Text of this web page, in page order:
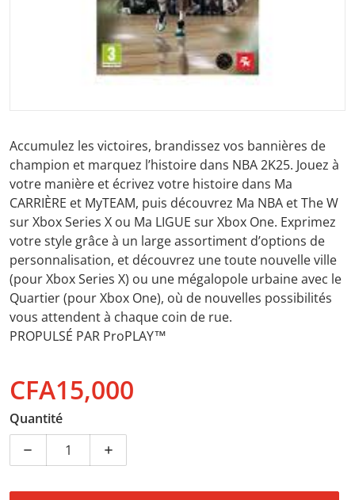
Accumulez les victoires, brandissez vos bannières de
champion et marquez l’histoire dans NBA 2K25. Jouez à
votre manière et écrivez votre histoire dans Ma
CARRIÈRE et MyTEAM, puis découvrez Ma NBA et The W
sur Xbox Series X ou Ma LIGUE sur Xbox One. Exprimez
votre style grâce à un large assortiment d’options de
personnalisation, et découvrez une toute nouvelle ville
(pour Xbox Series X) ou une mégalopole urbaine avec le
Quartier (pour Xbox One), où de nouvelles possibilités
vous attendent à chaque coin de rue.
PROPULSÉ PAR ProPLAY™
CFA15,000
Quantité
Diminuer la quantité pour CD – NBA 2K25 – Jeu
Augmenter la quantité pour CD – NBA